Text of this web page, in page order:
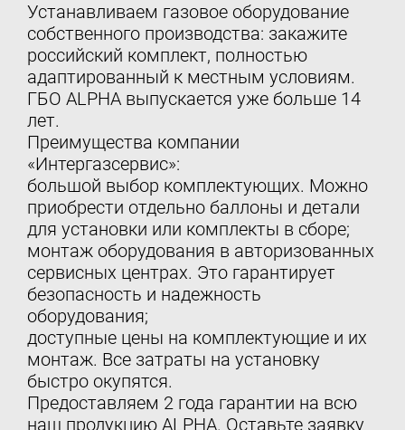
Устанавливаем газовое оборудование
собственного производства: закажите
российский комплект, полностью
адаптированный к местным условиям.
ГБО ALPHA выпускается уже больше 14
лет.
Преимущества компании
«Интергазсервис»:
большой выбор комплектующих. Можно
приобрести отдельно баллоны и детали
для установки или комплекты в сборе;
монтаж оборудования в авторизованных
сервисных центрах. Это гарантирует
безопасность и надежность
оборудования;
доступные цены на комплектующие и их
монтаж. Все затраты на установку
быстро окупятся.
Предоставляем 2 года гарантии на всю
наш продукцию ALPHA. Оставьте заявку